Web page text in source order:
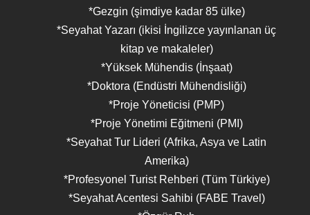
*Gezgin (şimdiye kadar 85 ülke)
*Seyahat Yazarı (ikisi İngilizce yayınlanan üç
kitap ve makaleler)
*Yüksek Mühendis (İnşaat)
*Doktora (Endüstri Mühendisliği)
*Proje Yöneticisi (PMP)
*Proje Yönetimi Eğitmeni (PMI)
*Seyahat Tur Lideri (Afrika, Asya ve Latin
Amerika)
*Profesyonel Turist Rehberi (Tüm Türkiye)
*Seyahat Acentesi Sahibi (FABE Travel)